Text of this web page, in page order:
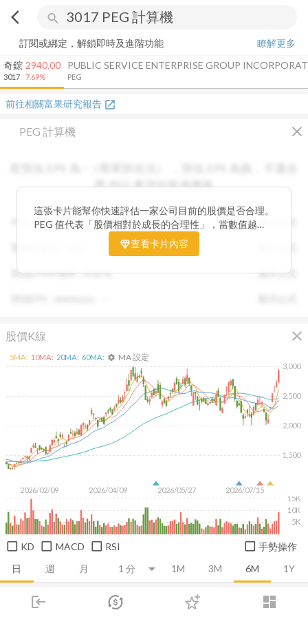
arrow_back_ios search
login dashboard
市場 登入
訂閱或綁定，解鎖即時及進階功能
瞭解更多
奇鋐
3017
2940.00
7.69%
PUBLIC SERVICE ENTERPRISE GROUP
PEG
前往相關富果研究報告 open_in_new
PEG 計算機 close
用 PEG 來評估投資價值
PEG :N/A
預估EPS年增率 :0.00% 顯示公式
這張卡片能幫你快速評估一家公司目前的股價是否合理。
PEG 值代表「股價相對於成長的合理性」，當數值越
低，通常表示股票價格尚未充分反映公司未來的獲利成長
潛力，具備投資吸引力。 卡片同時顯示預估 EPS、年增
查看卡片內容
股價K線 close
日 週 月 1M 3M 6M 1Y
2026/02/09 2026/04/09 2026/05/27 2026/07/15
1,500
2,000
2,500
3,000
5K
10K
15K
5MA: 10MA: 20MA: 60MA: settings MA 設定
KD MACD RSI 手勢操作
推薦卡片 技術面 消息面 財務報